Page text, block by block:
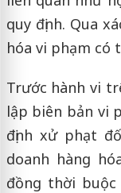
quy định. Qua
hóa vi phạm có
Trước hành vi
lập biên bản vi
định xử phạt
doanh hàng
đồng thời